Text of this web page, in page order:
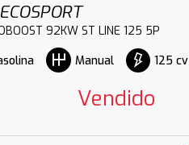
92KW ST LINE 125 5P
Manual 125 cv
Vendido